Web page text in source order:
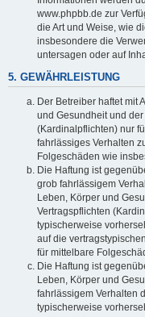
www.phpbb.de zur
die Art und Weise, wie
insbesondere die
untersagen oder auf
5. GEWÄHRLEISTUNG
Der Betreiber haftet mit
und Gesundheit und
(Kardinalpflichten) nur
fahrlässiges Verhalten
Folgeschäden wie
Die Haftung ist
grob fahrlässigem
Leben, Körper und
Vertragspflichten
typischerweise
auf die
für mittelbare
Die Haftung ist
Leben, Körper und
fahrlässigem Verhalten
typischerweise